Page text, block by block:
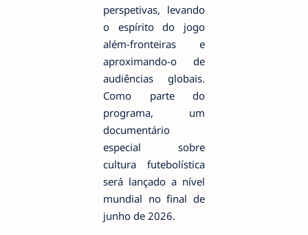
perspetivas, levando
o espírito do jogo
além-fronteiras e
aproximando-o de
audiências globais.
Como parte do
programa, um
documentário
especial sobre
cultura futebolística
será lançado a nível
mundial no final de
junho de 2026.